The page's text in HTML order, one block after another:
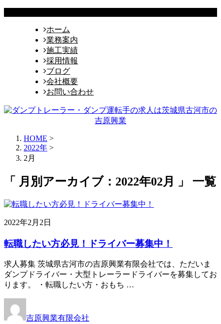
ホーム
業務案内
施工実績
採用情報
ブログ
会社概要
お問い合わせ
HOME >
2022年 >
2月
「 月別アーカイブ：2022年02月 」 一覧
2022年2月2日
転職したい方必見！ドライバー募集中！
求人募集 茨城県古河市の吉原興業有限会社では、ただいま
ダンプドライバー・大型トレーラードライバーを募集してお
ります。 ・転職したい方・おもち …
吉原興業有限会社